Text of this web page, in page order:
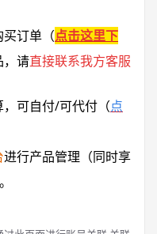
订单（点击这里下
，请直接联系我方客服
，可自付/可代付（点
进行产品管理（同时享